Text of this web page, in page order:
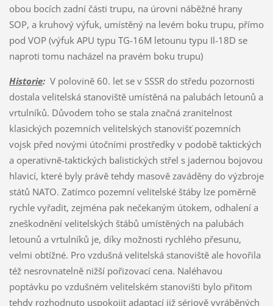
obou bocích zadní části trupu, na úrovni náběžné hrany
SOP, a kruhový výfuk, umístěný na levém boku trupu, přímo
pod VOP (výfuk APU typu TG-16M letounu typu Il-18D se
naproti tomu nacházel na pravém boku trupu)
Historie:V polovině 60. let se v SSSR do středu pozornosti
dostala velitelská stanoviště umístěná na palubách letounů a
vrtulníků. Důvodem toho se stala značná zranitelnost
klasických pozemních velitelských stanovišť pozemních
vojsk před novými útočními prostředky v podobě taktických
a operativně-taktických balistických střel s jadernou bojovou
hlavicí, které byly právě tehdy masově zaváděny do výzbroje
států NATO. Zatímco pozemní velitelské štáby lze poměrně
rychle vyřadit, zejména pak nečekaným útokem, odhalení a
zneškodnění velitelských štábů umístěných na palubách
letounů a vrtulníků je, díky možnosti rychlého přesunu,
velmi obtížné. Pro vzdušná velitelská stanoviště ale hovořila
též nesrovnatelně nižší pořizovací cena. Naléhavou
poptávku po vzdušném velitelském stanovišti bylo přitom
tehdy rozhodnuto uspokojit adaptací již sériově vyráběných